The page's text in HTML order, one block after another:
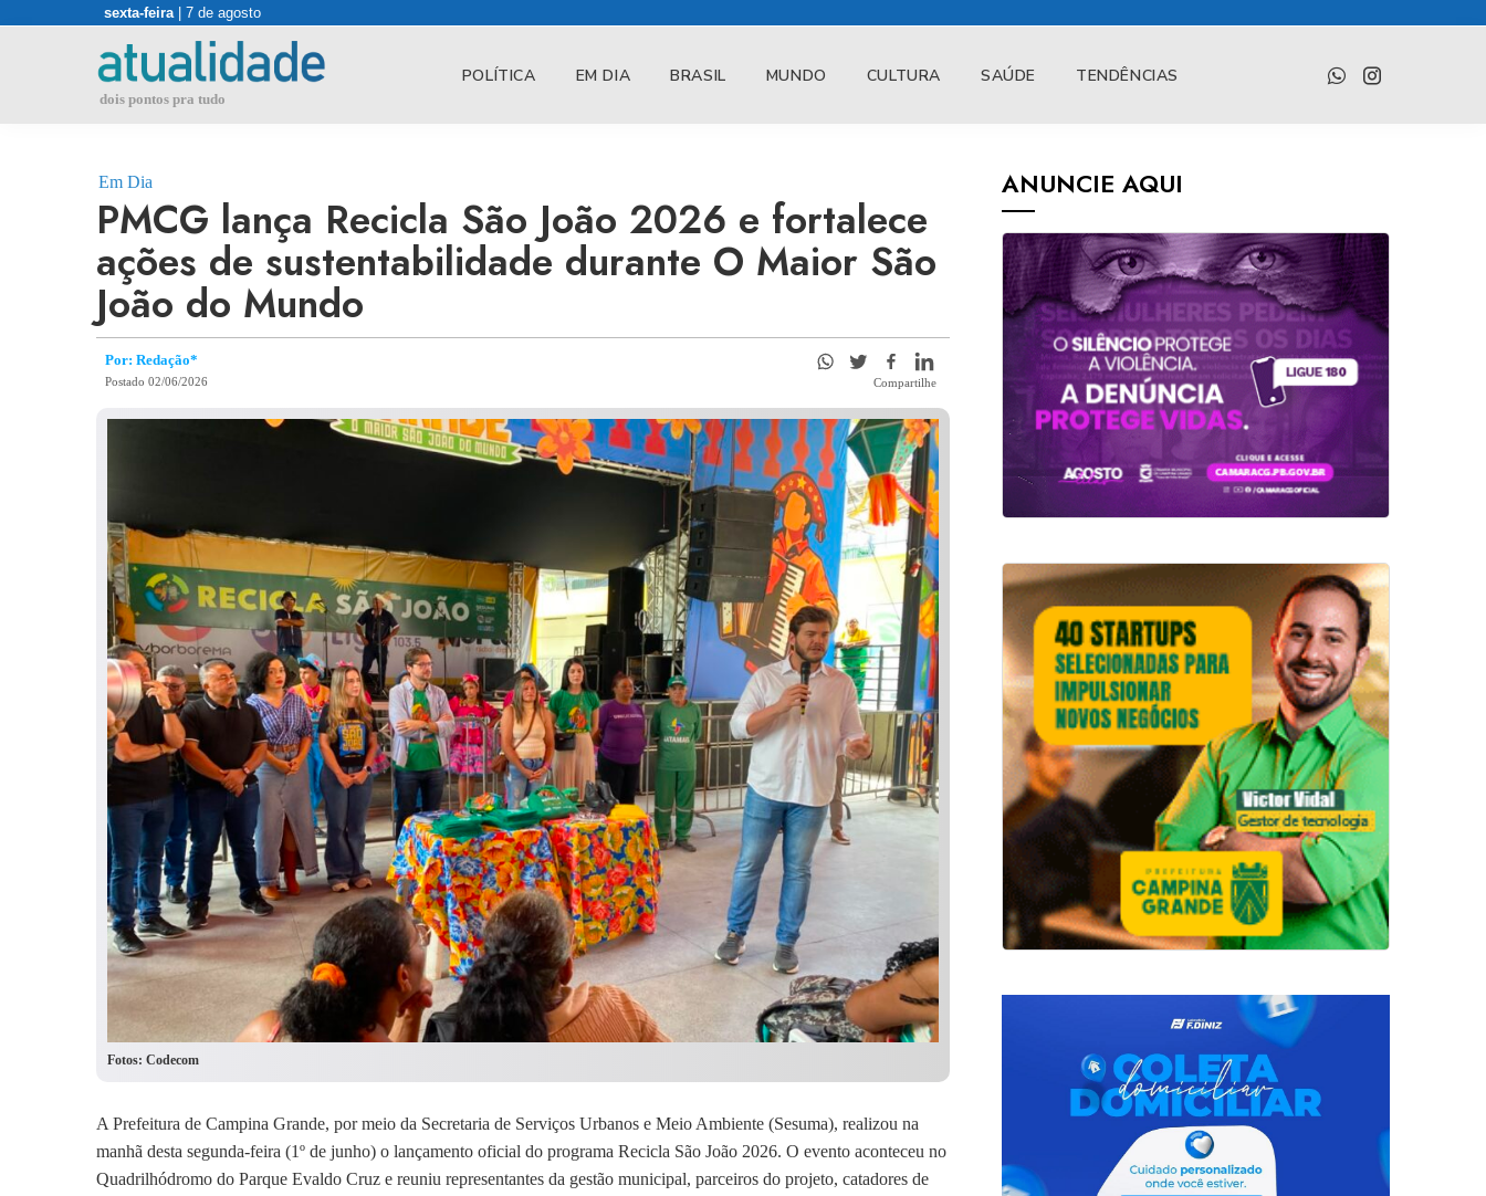
sexta-feira | 7 de agosto
dois pontos pra tudo
POLÍTICA EM DIA BRASIL MUNDO CULTURA SAÚDE TENDÊNCIAS
Em Dia
PMCG lança Recicla São João 2026 e fortalece
ações de sustentabilidade durante O Maior São
João do Mundo
Por: Redação*
Postado 02/06/2026 Compartilhe
Fotos: Codecom
A Prefeitura de Campina Grande, por meio da Secretaria de Serviços Urbanos e Meio Ambiente (Sesuma), realizou na
manhã desta segunda-feira (1º de junho) o lançamento oficial do programa Recicla São João 2026. O evento aconteceu no
Quadrilhódromo do Parque Evaldo Cruz e reuniu representantes da gestão municipal, parceiros do projeto, catadores de
ANUNCIE AQUI